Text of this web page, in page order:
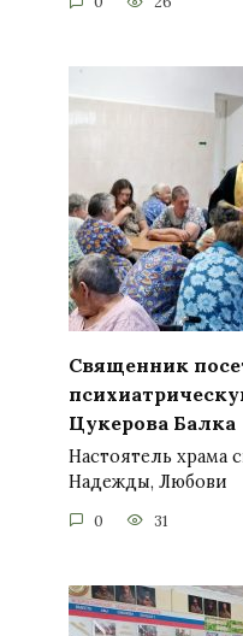
Священник
Цукерова Балка
Настоятель храма
Надежды, Любови
0 31